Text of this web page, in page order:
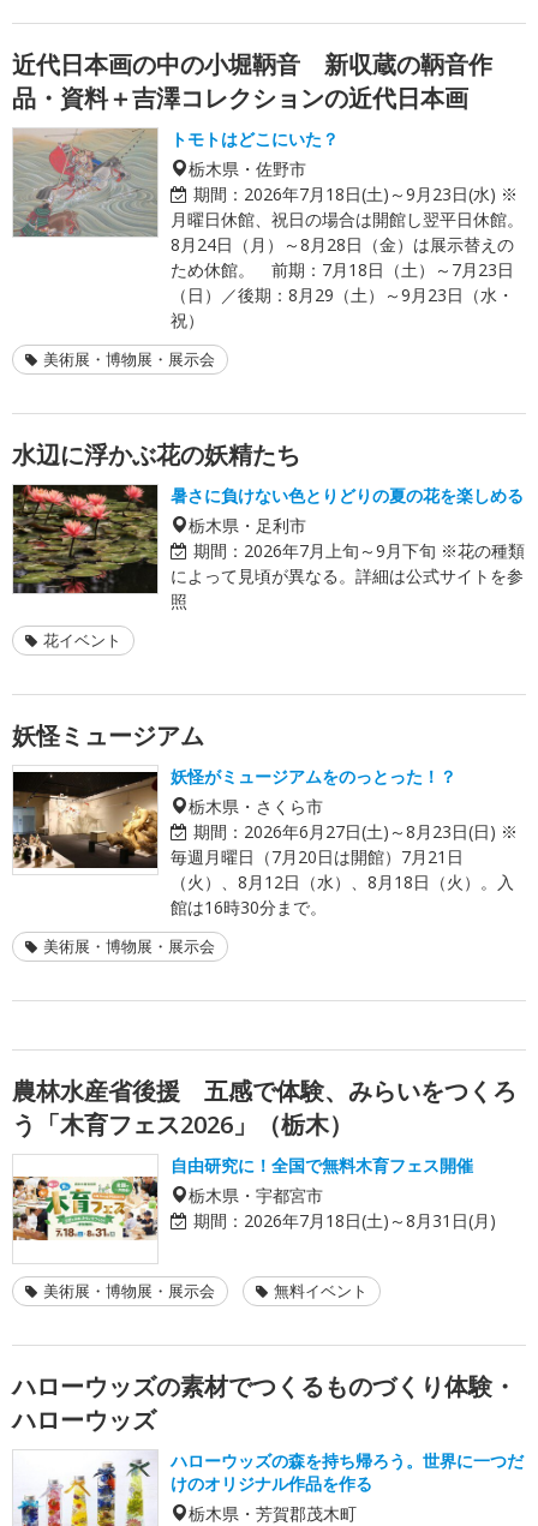
近代日本画の中の小堀鞆音 新収蔵の鞆音作
品・資料＋吉澤コレクションの近代日本画
トモトはどこにいた？
栃木県・佐野市
期間： 2026年7月18日(土)～9月23日(水) ※
月曜日休館、祝日の場合は開館し翌平日休館。
8月24日（月）～8月28日（金）は展示替えの
ため休館。 前期：7月18日（土）～7月23日
（日）／後期：8月29（土）～9月23日（水・
祝）
美術展・博物展・展示会
水辺に浮かぶ花の妖精たち
暑さに負けない色とりどりの夏の花を楽しめる
栃木県・足利市
期間： 2026年7月上旬～9月下旬 ※花の種類
によって見頃が異なる。詳細は公式サイトを参
照
花イベント
妖怪ミュージアム
妖怪がミュージアムをのっとった！？
栃木県・さくら市
期間： 2026年6月27日(土)～8月23日(日) ※
毎週月曜日（7月20日は開館）7月21日
（火）、8月12日（水）、8月18日（火）。入
館は16時30分まで。
美術展・博物展・展示会
農林水産省後援 五感で体験、みらいをつくろ
う「木育フェス2026」（栃木）
自由研究に！全国で無料木育フェス開催
栃木県・宇都宮市
期間： 2026年7月18日(土)～8月31日(月)
美術展・博物展・展示会 無料イベント
ハローウッズの素材でつくるものづくり体験・
ハローウッズ
ハローウッズの森を持ち帰ろう。世界に一つだ
けのオリジナル作品を作る
栃木県・芳賀郡茂木町